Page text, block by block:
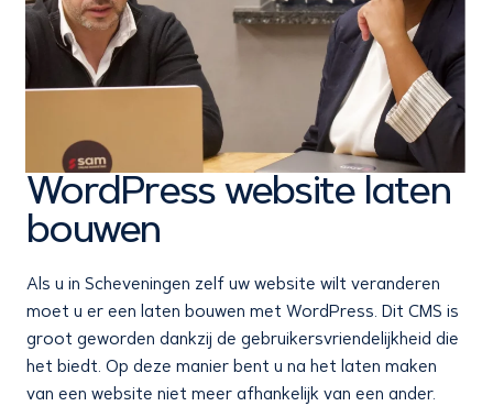
WordPress website laten
bouwen
Als u in Scheveningen zelf uw website wilt veranderen
moet u er een laten bouwen met WordPress. Dit CMS is
groot geworden dankzij de gebruikersvriendelijkheid die
het biedt. Op deze manier bent u na het laten maken
van een website niet meer afhankelijk van een ander.